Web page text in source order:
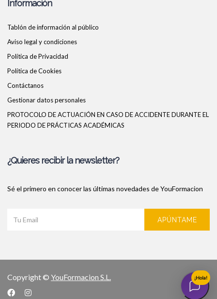
Información
Tablón de información al público
Aviso legal y condiciones
Política de Privacidad
Política de Cookies
Contáctanos
Gestionar datos personales
PROTOCOLO DE ACTUACIÓN EN CASO DE ACCIDENTE DURANTE EL
PERIODO DE PRÁCTICAS ACADÉMICAS
¿Quieres recibir la newsletter?
Sé el primero en conocer las últimas novedades de YouFormacion
APÚNTAME
Copyright © YouFormacion S.L. ¡Hola!